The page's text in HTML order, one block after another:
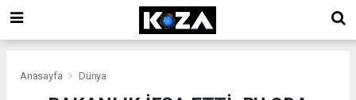
Anasayfa Dünya